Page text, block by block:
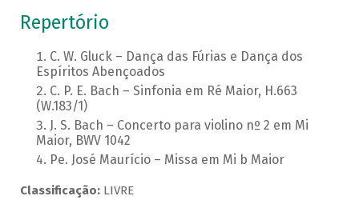
Repertório
C. W. Gluck – Dança das Fúrias e Dança dos
Espíritos Abençoados
C. P. E. Bach – Sinfonia em Ré Maior, H.663
(W.183/1)
J. S. Bach – Concerto para violino nº 2 em Mi
Maior, BWV 1042
Pe. José Maurício – Missa em Mi b Maior
Classificação:LIVRE